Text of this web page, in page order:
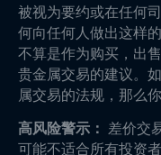
被视为要约或在任何
何向任何人做出这样
不算是作为购买，出
贵金属交易的建议。
属交易的法规，那么
高风险警示：
差价交
可能不适合所有投资